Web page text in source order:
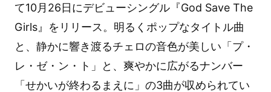
て10月26日にデビューシングル『God Save The
Girls』をリリース。明るくポップなタイトル曲
と、静かに響き渡るチェロの音色が美しい「プ・
レ・ゼ・ン・ト」と、爽やかに広がるナンバー
「せかいが終わるまえに」の3曲が収められてい